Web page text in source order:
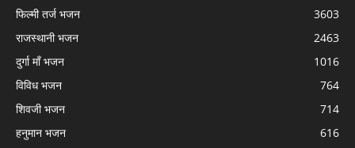
फिल्मी तर्ज भजन
3603
राजस्थानी भजन
2463
दुर्गा माँ भजन
1016
विविध भजन
764
शिवजी भजन
714
हनुमान भजन
616